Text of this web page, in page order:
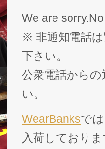
We are
※ 非通知電話
下さい。
公衆電話から
い。
WearBanksで
入荷しておりま